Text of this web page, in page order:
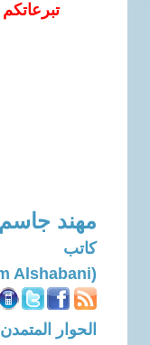
مهند
كاتب
(Mohanad Jasim Alshabani)
الحوار المتمدن-العدد: 7508 -